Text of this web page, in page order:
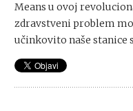
Means u ovoj
zdravstveni problem
učinkovito naše